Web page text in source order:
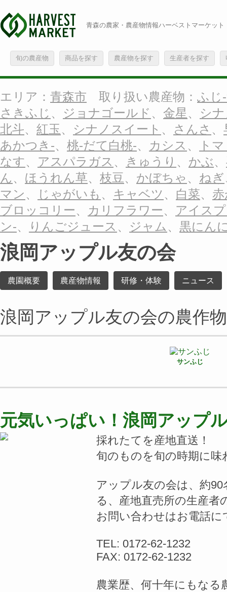
青森の農家・農産物情報ハーベストマーケット
旬の農産物 商品を探す 農産物を探す 生産者を探す
エリア： 青森市 取り扱い農産物： ふじ
さきふじ 、 ジョナゴールド 、 金星、
シ
北斗、 紅玉、 シナノスイート 、 さんさ 、
あかつき-、 桃-だて白桃-、 カシス 、
ト
なす、 アスパラガス 、 きゅうり 、 かぶ、
ん、 ほうれん草、 枝豆、 かぼちゃ 、 ねぎ
マン、 じゃがいも 、 キャベツ、 白菜、
ブロッコリー、 カリフラワー、 アイス
ン-、 りんごジュース 、 ジャム、 黒にん
浪岡アップル友の会
農園概要 農産物情報 研修・体験 ニュース
浪岡アップル友の会の農作物
サンふじ
元気いっぱい！浪岡アップ
採れたてを産地直送！
旬のものを旬の時期に
アップル友の会は、約
る、産地直売所の生産者
お問い合わせはお電話
TEL: 0172-62-1232
FAX: 0172-62-1232
農業歴、何十年にもな